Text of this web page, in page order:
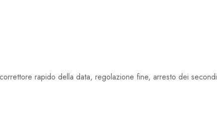
rapido della data, regolazione fine, arresto dei secondi